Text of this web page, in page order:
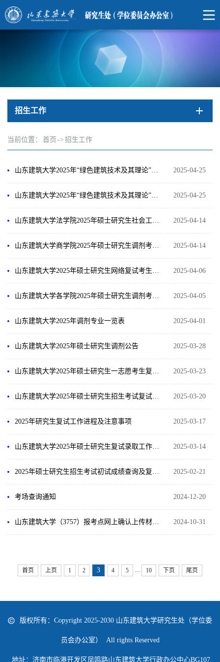
招生工作
当前位置： 首页 -> 招生工作
2025-04-25
2025-04-25
2025-04-14
2025-04-14
2025-04-06
2025-04-05
2025-04-01
山东建筑大学2025年调剂专业一览表
2025-03-28
山东建筑大学2025年硕士研究生调剂公告
2025-03-23
2025-03-20
2025-03-17
2025年研究生复试工作进程及注意事项
2025-03-14
2025-02-21
2024-12-20
考场查询通知
2024-10-31
首页 上页 1 2 3 4 5 10 下页 尾页
版权所有：Copyright 2025-2030 山东建筑大学研究生处（学位委
员会办公室） All rights Reserved
地址：济南市临港开发区凤鸣路山东建筑大学行政办公中心BG107